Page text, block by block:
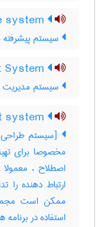
سیستم پیشرفته
سیستم مدیریت
[سیستم طراحی
مخصوصا برای
اصطلاح ، معمولا
ارتباط دهنده را
ممکن است
استفاده در